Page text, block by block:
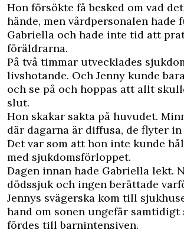
Hon försökte få besked om vad
hände, men vårdpersonalen hade
Gabriella och hade inte tid att
föräldrarna.
På två timmar utvecklades
livshotande. Och Jenny kunde
och se på och hoppas att allt
slut.
Hon skakar sakta på huvudet.
där dagarna är diffusa, de flyter
Det var som att hon inte kunde
med sjukdomsförloppet.
Dagen innan hade Gabriella lekt.
dödssjuk och ingen berättade
Jennys svägerska kom till
hand om sonen ungefär samtidigt
fördes till barnintensiven.